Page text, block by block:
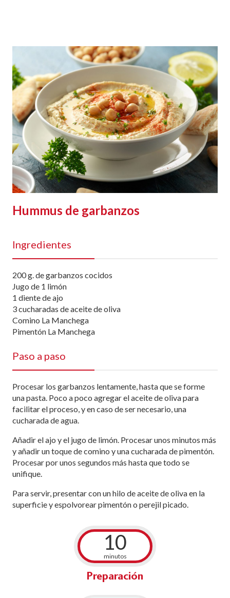
Hummus de garbanzos
Ingredientes
200 g. de garbanzos cocidos
Jugo de 1 limón
1 diente de ajo
3 cucharadas de aceite de oliva
Comino La Manchega
Pimentón La Manchega
Paso a paso
Procesar los garbanzos lentamente, hasta que se forme
una pasta. Poco a poco agregar el aceite de oliva para
facilitar el proceso, y en caso de ser necesario, una
cucharada de agua.
Añadir el ajo y el jugo de limón. Procesar unos minutos más
y añadir un toque de comino y una cucharada de pimentón.
Procesar por unos segundos más hasta que todo se
unifique.
Para servir, presentar con un hilo de aceite de oliva en la
superficie y espolvorear pimentón o perejil picado.
10
minutos
Preparación